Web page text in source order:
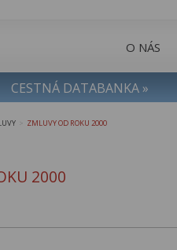
O NÁS
CESTNÁ DATABANKA »
ZMLUVY OD ROKU 2000
2000